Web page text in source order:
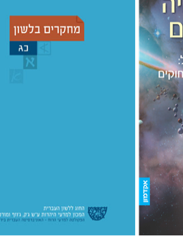
עדינה מושבי יעל רשף
דורית רביד